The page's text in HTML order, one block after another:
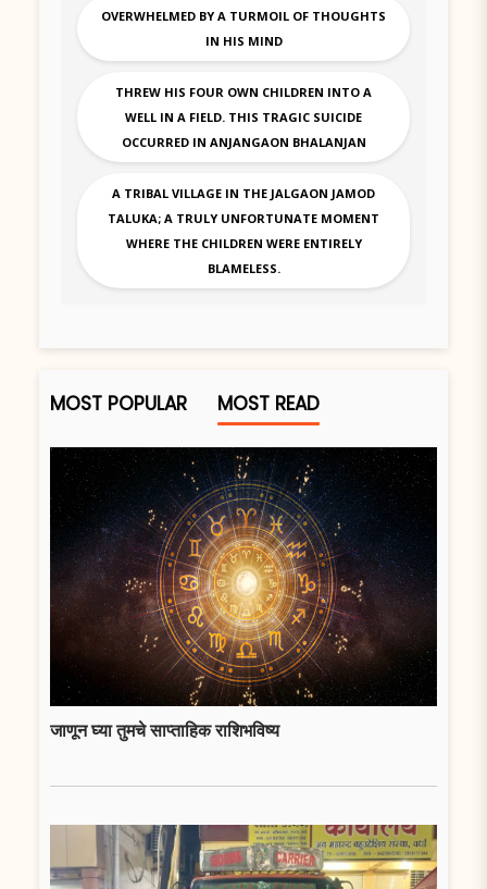
OVERWHELMED BY A TURMOIL OF THOUGHTS
IN HIS MIND
THREW HIS FOUR OWN CHILDREN INTO A
WELL IN A FIELD. THIS TRAGIC SUICIDE
OCCURRED IN ANJANGAON BHALANJAN
A TRIBAL VILLAGE IN THE JALGAON JAMOD
TALUKA; A TRULY UNFORTUNATE MOMENT
WHERE THE CHILDREN WERE ENTIRELY
BLAMELESS.
MOST POPULAR MOST READ
जाणून घ्या तुमचे साप्ताहिक राशिभविष्य